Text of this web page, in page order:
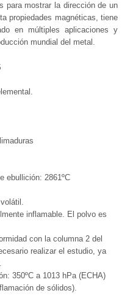
para mostrar la dirección de un
propiedades magnéticas, tiene
en múltiples aplicaciones y
mundial del metal.
ebullición: 2861ºC
inflamable. El polvo es
con la columna 2 del
realizar el estudio, ya
350ºC a 1013 hPa (ECHA)
de sólidos).